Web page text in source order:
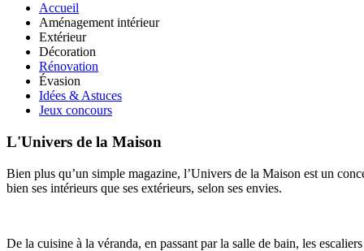
Accueil
Aménagement intérieur
Extérieur
Décoration
Rénovation
Évasion
Idées & Astuces
Jeux concours
L'Univers de la Maison
Bien plus qu’un simple magazine, l’Univers de la Maison est un
bien ses intérieurs que ses extérieurs, selon ses envies.
De la cuisine à la véranda, en passant par la salle de bain, les